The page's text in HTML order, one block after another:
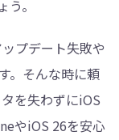
。
プデート失敗や
。そんな時に頼
を失わずにiOS
やiOS 26を安心